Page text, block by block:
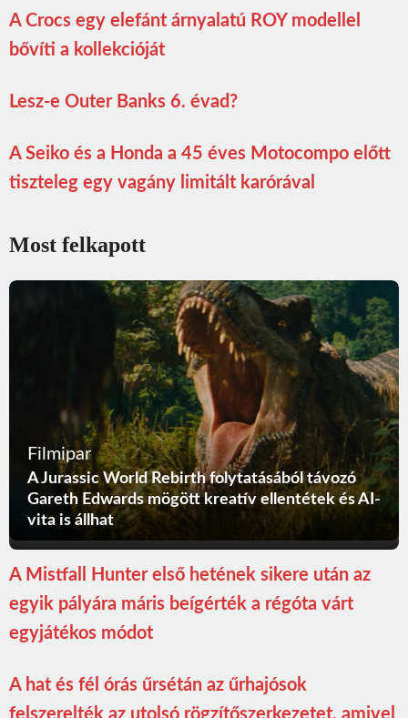
A Crocs egy elefánt árnyalatú ROY modellel
bővíti a kollekcióját
Lesz-e Outer Banks 6. évad?
A Seiko és a Honda a 45 éves Motocompo előtt
tiszteleg egy vagány limitált karórával
Most felkapott
Filmipar
A Jurassic World Rebirth folytatásából távozó
Gareth Edwards mögött kreatív ellentétek és AI-
vita is állhat
A Mistfall Hunter első hetének sikere után az
egyik pályára máris beígérték a régóta várt
egyjátékos módot
A hat és fél órás űrsétán az űrhajósok
felszerelték az utolsó rögzítőszerkezetet, amivel